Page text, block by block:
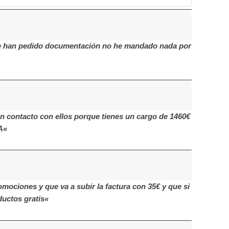
pedido documentación no he mandado nada por
contacto con ellos porque tienes un cargo de 1460€
y que va a subir la factura con 35€ y que si
gratis«